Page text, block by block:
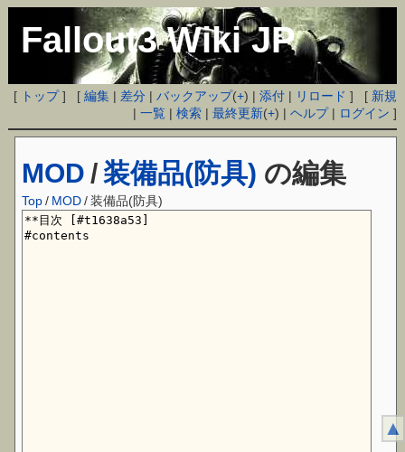
Fallout3 Wiki JP
[ トップ] [編集 | 差分 |バックアップ(+) |添付 | リロード ] [ 新規
|一覧 |検索 |最終更新(+) |ヘルプ| ログイン ]
MOD /装備品(防具) の編集
Top / MOD/装備品(防具)
▲